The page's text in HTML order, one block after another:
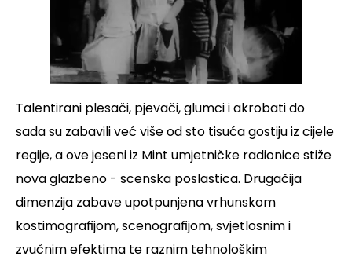
Talentirani plesači, pjevači, glumci i akrobati do
sada su zabavili već više od sto tisuća gostiju iz cijele
regije, a ove jeseni iz Mint umjetničke radionice stiže
nova glazbeno - scenska poslastica. Drugačija
dimenzija zabave upotpunjena vrhunskom
kostimografijom, scenografijom, svjetlosnim i
zvučnim efektima te raznim tehnološkim